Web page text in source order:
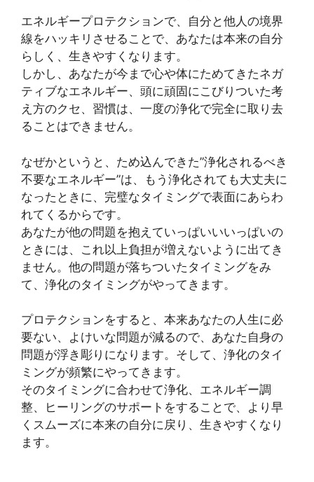
エネルギープロテクションで、自分と他人の境界
線をハッキリさせることで、あなたは本来の自分
らしく、生きやすくなります。
しかし、あなたが今まで心や体にためてきたネガ
ティブなエネルギー、頭に頑固にこびりついた考
え方のクセ、習慣は、一度の浄化で完全に取り去
ることはできません。
なぜかというと、ため込んできた”浄化されるべき
不要なエネルギー”は、もう浄化されても大丈夫に
なったときに、完璧なタイミングで表面にあらわ
れてくるからです。
あなたが他の問題を抱えていっぱいいいっぱいの
ときには、これ以上負担が増えないように出てき
ません。他の問題が落ちついたタイミングをみ
て、浄化のタイミングがやってきます。
プロテクションをすると、本来あなたの人生に必
要ない、よけいな問題が減るので、あなた自身の
問題が浮き彫りになります。そして、浄化のタイ
ミングが頻繁にやってきます。
そのタイミングに合わせて浄化、エネルギー調
整、ヒーリングのサポートをすることで、より早
くスムーズに本来の自分に戻り、生きやすくなり
ます。